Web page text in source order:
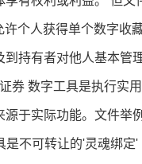
个人获得单个数字收
持有者对他人基本管
数字工具是执行实
于实际功能。文件举
不可转让的'灵魂绑定